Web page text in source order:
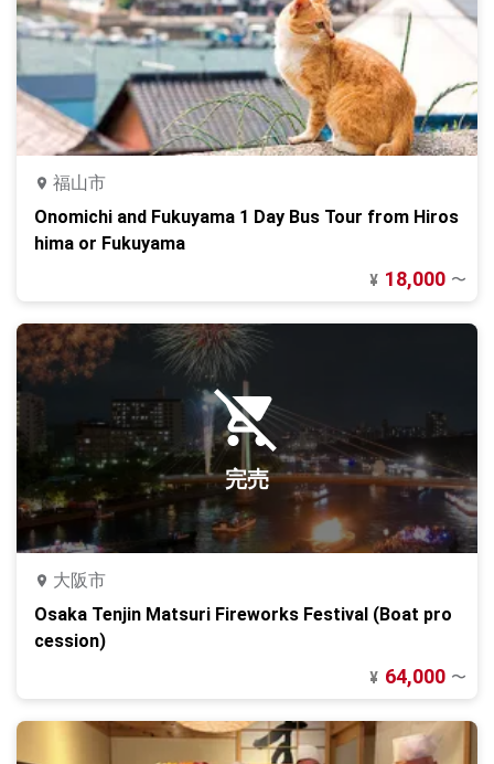
福山市
Onomichi and Fukuyama 1 Day Bus Tour from Hiros
hima or Fukuyama
¥ 18,000 〜
完売
大阪市
Osaka Tenjin Matsuri Fireworks Festival (Boat pro
cession)
¥ 64,000 〜